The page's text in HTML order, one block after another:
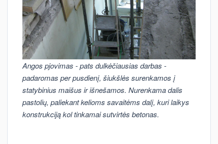
Angos pjovimas - pats dulkėčiausias darbas -
padaromas per pusdienį, šiukšlės surenkamos į
statybinius maišus ir išnešamos. Nurenkama dalis
pastolių, paliekant kelioms savaitėms dalį, kuri laikys
konstrukciją kol tinkamai sutvirtės betonas.